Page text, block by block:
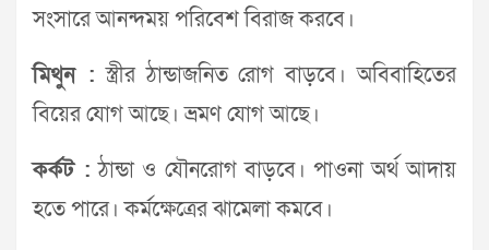
সংসারে আনন্দময় পরিবেশ বিরাজ করবে।
মিথুন : স্ত্রীর ঠান্ডাজনিত রোগ বাড়বে। অবিবাহিতের
বিয়ের যোগ আছে। ভ্রমণ যোগ আছে।
কর্কট : ঠান্ডা ও যৌনরোগ বাড়বে। পাওনা অর্থ আদায়
হতে পারে। কর্মক্ষেত্রের ঝামেলা কমবে।